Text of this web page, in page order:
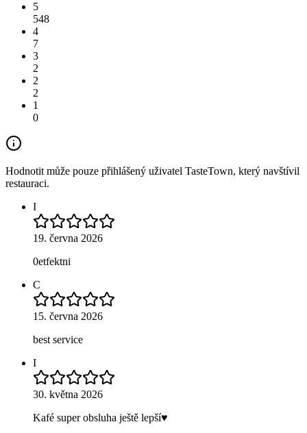
5
548
4
7
3
2
2
2
1
0
Hodnotit může pouze přihlášený uživatel TasteTown, který navštívil
restauraci.
I
19. června 2026
0etfektni
C
15. června 2026
best service
I
30. května 2026
Kafé super obsluha ještě lepší♥️